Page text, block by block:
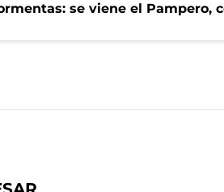
se viene el Pampero,